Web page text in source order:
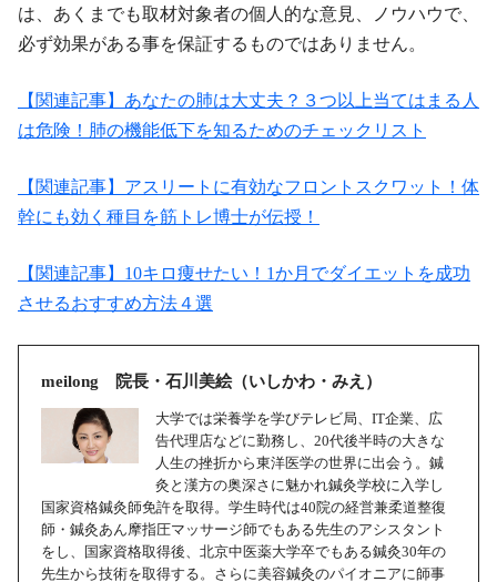
は、あくまでも取材対象者の個人的な意見、ノウハウで、
必ず効果がある事を保証するものではありません。
【関連記事】あなたの肺は大丈夫？３つ以上当てはまる人
は危険！肺の機能低下を知るためのチェックリスト
【関連記事】アスリートに有効なフロントスクワット！体
幹にも効く種目を筋トレ博士が伝授！
【関連記事】10キロ痩せたい！1か月でダイエットを成功
させるおすすめ方法４選
meilong 院長・石川美絵（いしかわ・みえ）
大学では栄養学を学びテレビ局、IT企業、広
告代理店などに勤務し、20代後半時の大きな
人生の挫折から東洋医学の世界に出会う。鍼
灸と漢方の奥深さに魅かれ鍼灸学校に入学し
国家資格鍼灸師免許を取得。学生時代は40院の経営兼柔道整復
師・鍼灸あん摩指圧マッサージ師でもある先生のアシスタント
をし、国家資格取得後、北京中医薬大学卒でもある鍼灸30年の
先生から技術を取得する。さらに美容鍼灸のパイオニアに師事